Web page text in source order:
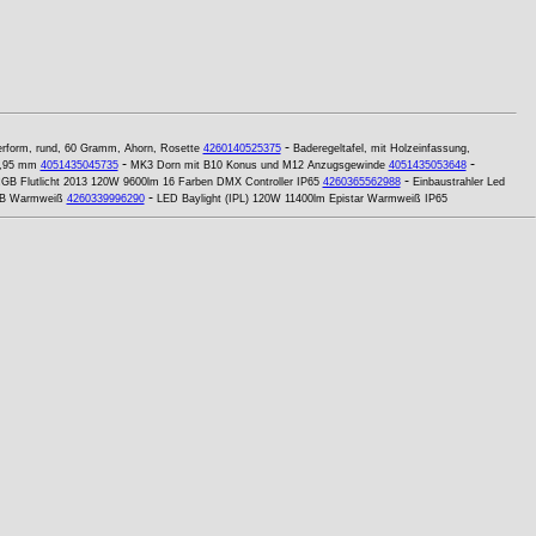
rund, 60 Gramm, Ahorn, Rosette 4260140525375- Baderegeltafel, mit Holzeinfassung,
mm 4051435045735- MK3 Dorn mit B10 Konus und M12 Anzugsgewinde 4051435053648-
Flutlicht 2013 120W 9600lm 16 Farben DMX Controller IP65 4260365562988- Einbaustrahler Led
Warmweiß 4260339996290- LED Baylight (IPL) 120W 11400lm Epistar Warmweiß IP65